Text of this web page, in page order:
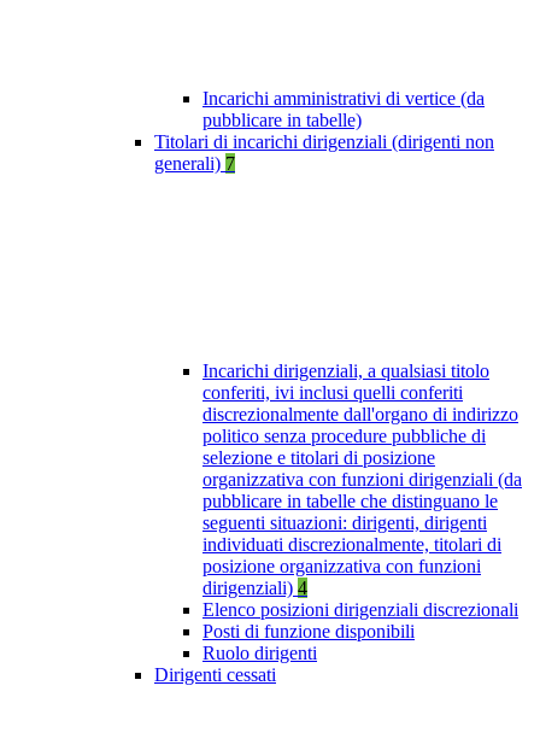
Incarichi amministrativi di vertice (da
pubblicare in tabelle)
Titolari di incarichi dirigenziali (dirigenti non
generali) 7
Incarichi dirigenziali, a qualsiasi titolo
conferiti, ivi inclusi quelli conferiti
discrezionalmente dall'organo di indirizzo
politico senza procedure pubbliche di
selezione e titolari di posizione
organizzativa con funzioni dirigenziali (da
pubblicare in tabelle che distinguano le
seguenti situazioni: dirigenti, dirigenti
individuati discrezionalmente, titolari di
posizione organizzativa con funzioni
dirigenziali) 4
Elenco posizioni dirigenziali discrezionali
Posti di funzione disponibili
Ruolo dirigenti
Dirigenti cessati